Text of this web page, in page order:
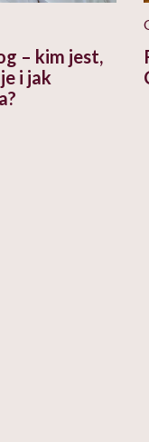
– kim jest,
i jak